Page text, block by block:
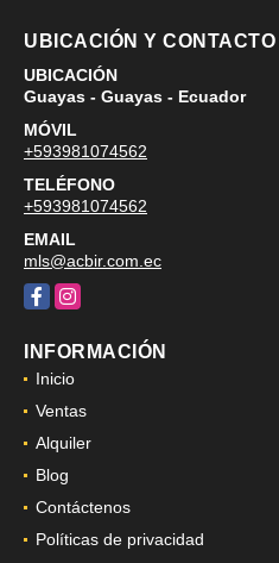
UBICACIÓN Y CONTACTO
UBICACIÓN
Guayas - Guayas - Ecuador
MÓVIL
+593981074562
TELÉFONO
+593981074562
EMAIL
mls@acbir.com.ec
FacebookInstagram
INFORMACIÓN
Inicio
Ventas
Alquiler
Blog
Contáctenos
Políticas de privacidad